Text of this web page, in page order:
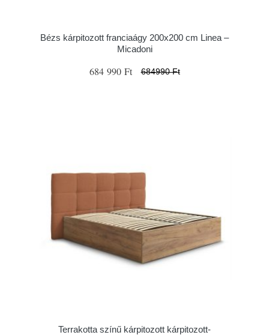
Bézs kárpitozott franciaágy 200x200 cm Linea –
Micadoni
684 990 Ft 684990 Ft
Terrakotta színű kárpitozott kárpitozott-